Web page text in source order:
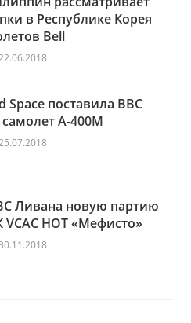
в Республике Корея
Bell
Space поставила ВВС
A-400M
Ливана новую партию
HOT «Мефисто»